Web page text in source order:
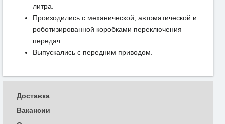
литра.
Произодились с механической, автоматической и
роботизированной коробками переключения
передач.
Выпускались с передним приводом.
Доставка
Вакансии